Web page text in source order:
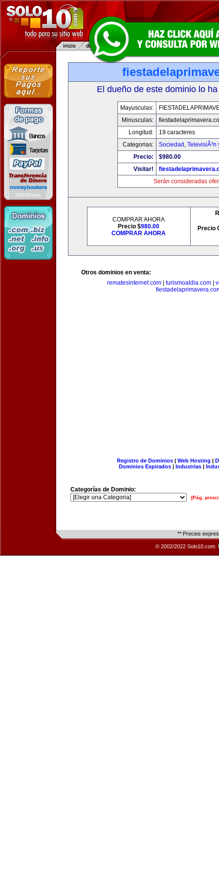
El dueño de este dominio lo
Mayusculas:
Minusculas:
Longitud:
19 caracteres
Categorias:
Sociedad , TelevisiÃ³n
Precio:
$980.00
Visitar!
Serán consideradas
COMPRAR AHORA
Precio $980.00
COMPRAR AHORA
Precio
Otros dominios en venta:
rematesinternet.com| turismoaldia.com|
Registro de Dominios| Web Hosting |
Dominios Expirados | Industrias |
Categorías de Dominio:
[Pág.
** Precios
© 2002/2022 Solo10.com